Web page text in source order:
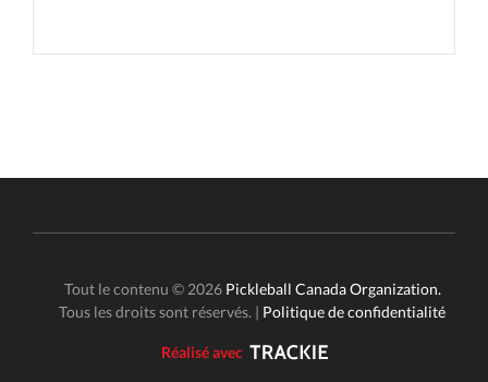
Tout le contenu © 2026 Pickleball Canada Organization.
Tous les droits sont réservés. | Politique de confidentialité
Réalisé avec